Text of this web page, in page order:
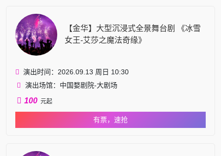
【金华】大型沉浸式全景舞台剧 《冰雪
女王-艾莎之魔法奇缘》
演出时间：2026.09.13 周日 10:30
演出场馆：中国婺剧院-大剧场
100 元起
有票，速抢